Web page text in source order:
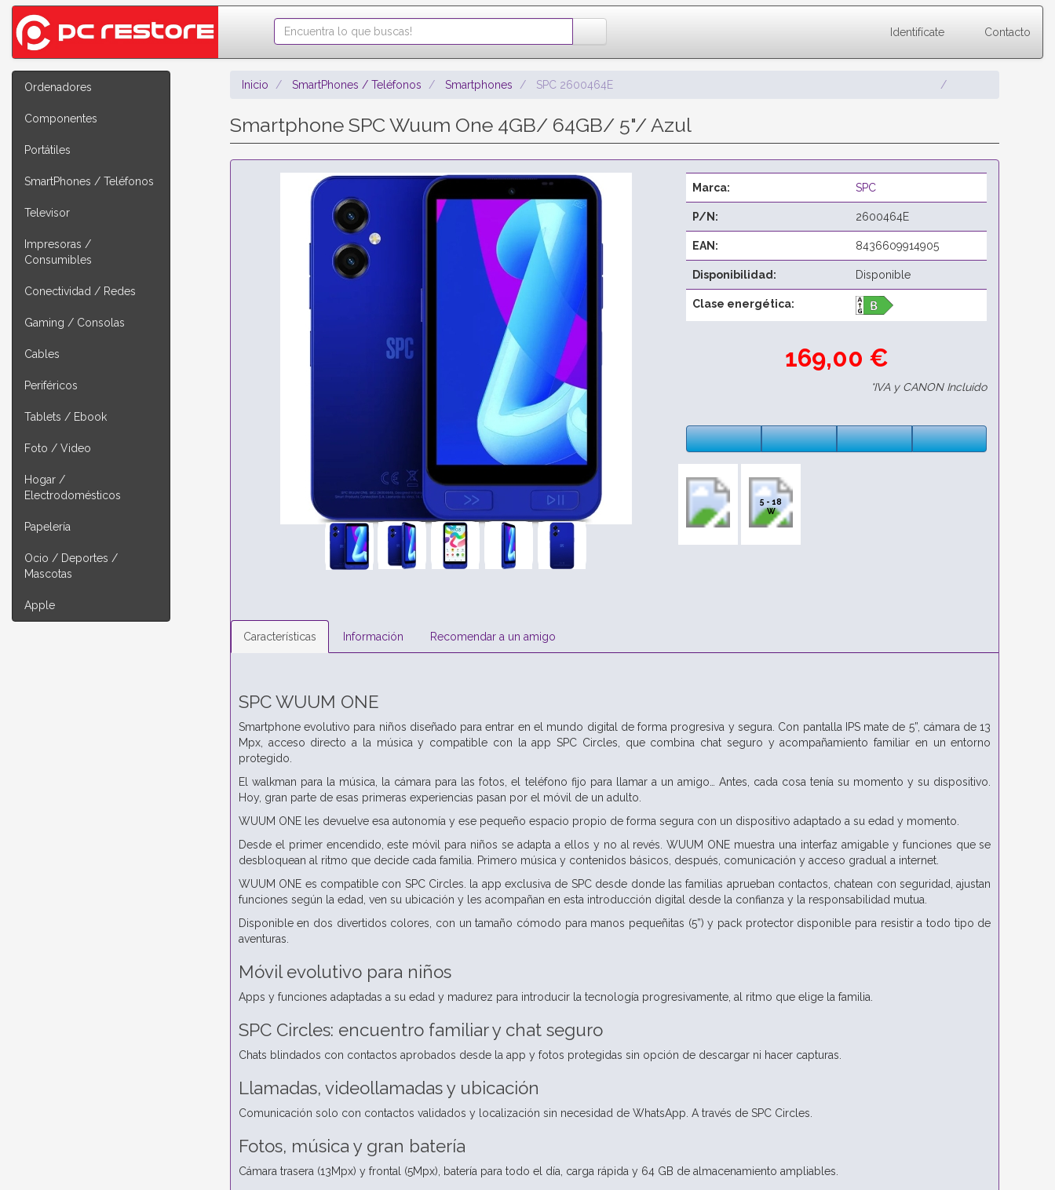
Identifícate Contacto
Ordenadores
Componentes
Portátiles
SmartPhones / Teléfonos
Televisor
Impresoras /
Consumibles
Conectividad / Redes
Gaming / Consolas
Cables
Periféricos
Tablets / Ebook
Foto / Video
Hogar /
Electrodomésticos
Papelería
Ocio / Deportes /
Mascotas
Apple
Inicio SmartPhones / Teléfonos Smartphones SPC 2600464E
Smartphone SPC Wuum One 4GB/ 64GB/ 5"/ Azul
Marca: SPC
P/N: 2600464E
EAN: 8436609914905
Disponibilidad: Disponible
Clase energética:
169,00 €
*IVA y CANON Incluido
5 - 18
W
Características Información Recomendar a un amigo
SPC WUUM ONE
Smartphone evolutivo para niños diseñado para entrar en el mundo digital de forma progresiva y segura. Con pantalla IPS mate de 5”, cámara de 13
Mpx, acceso directo a la música y compatible con la app SPC Circles, que combina chat seguro y acompañamiento familiar en un entorno
protegido.
El walkman para la música, la cámara para las fotos, el teléfono fijo para llamar a un amigo… Antes, cada cosa tenía su momento y su dispositivo.
Hoy, gran parte de esas primeras experiencias pasan por el móvil de un adulto.
WUUM ONE les devuelve esa autonomía y ese pequeño espacio propio de forma segura con un dispositivo adaptado a su edad y momento.
Desde el primer encendido, este móvil para niños se adapta a ellos y no al revés. WUUM ONE muestra una interfaz amigable y funciones que se
desbloquean al ritmo que decide cada familia. Primero música y contenidos básicos, después, comunicación y acceso gradual a internet.
WUUM ONE es compatible con SPC Circles. la app exclusiva de SPC desde donde las familias aprueban contactos, chatean con seguridad, ajustan
funciones según la edad, ven su ubicación y les acompañan en esta introducción digital desde la confianza y la responsabilidad mutua.
Disponible en dos divertidos colores, con un tamaño cómodo para manos pequeñitas (5”) y pack protector disponible para resistir a todo tipo de
aventuras.
Móvil evolutivo para niños
Apps y funciones adaptadas a su edad y madurez para introducir la tecnología progresivamente, al ritmo que elige la familia.
SPC Circles: encuentro familiar y chat seguro
Chats blindados con contactos aprobados desde la app y fotos protegidas sin opción de descargar ni hacer capturas.
Llamadas, videollamadas y ubicación
Comunicación solo con contactos validados y localización sin necesidad de WhatsApp. A través de SPC Circles.
Fotos, música y gran batería
Cámara trasera (13Mpx) y frontal (5Mpx), batería para todo el día, carga rápida y 64 GB de almacenamiento ampliables.